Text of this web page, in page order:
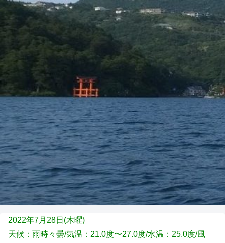
2022年7月28日(木曜)
天候：雨時々曇/気温：21.0度〜27.0度/水温：25.0度/風